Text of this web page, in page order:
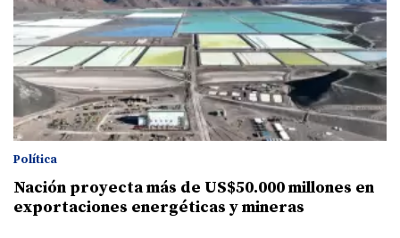
Política
Nación proyecta más de US$50.000 millones en
exportaciones energéticas y mineras